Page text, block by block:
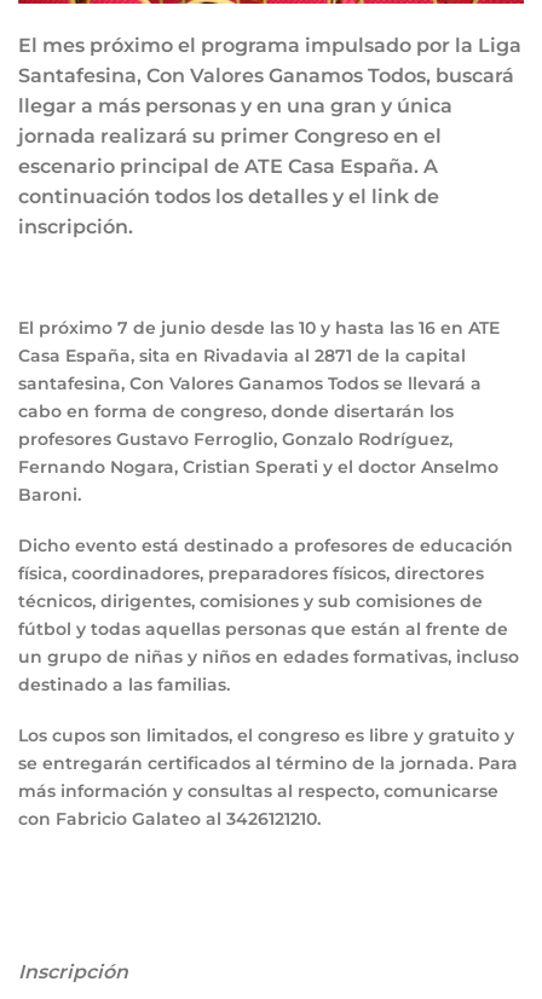
El mes próximo el programa impulsado por la Liga
Santafesina, Con Valores Ganamos Todos, buscará
llegar a más personas y en una gran y única
jornada realizará su primer Congreso en el
escenario principal de ATE Casa España. A
continuación todos los detalles y el link de
inscripción.
El próximo 7 de junio desde las 10 y hasta las 16 en ATE
Casa España, sita en Rivadavia al 2871 de la capital
santafesina, Con Valores Ganamos Todos se llevará a
cabo en forma de congreso, donde disertarán los
profesores Gustavo Ferroglio, Gonzalo Rodríguez,
Fernando Nogara, Cristian Sperati y el doctor Anselmo
Baroni.
Dicho evento está destinado a profesores de educación
física, coordinadores, preparadores físicos, directores
técnicos, dirigentes, comisiones y sub comisiones de
fútbol y todas aquellas personas que están al frente de
un grupo de niñas y niños en edades formativas, incluso
destinado a las familias.
Los cupos son limitados, el congreso es libre y gratuito y
se entregarán certificados al término de la jornada. Para
más información y consultas al respecto, comunicarse
con Fabricio Galateo al 3426121210.
Inscripción